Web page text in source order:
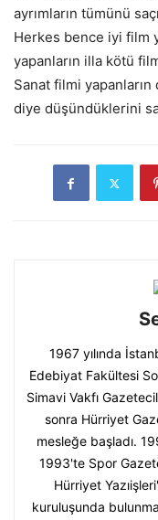
ayrımların tümünü
Herkes bence iyi film
yapanların illa kötü
Sanat filmi
diye düşündüklerini
1967 yılında
Edebiyat Fakültesi
Simavi Vakfı
sonra Hürriyet
mesleğe başladı.
1993'te Spor
Hürriyet
kuruluşunda